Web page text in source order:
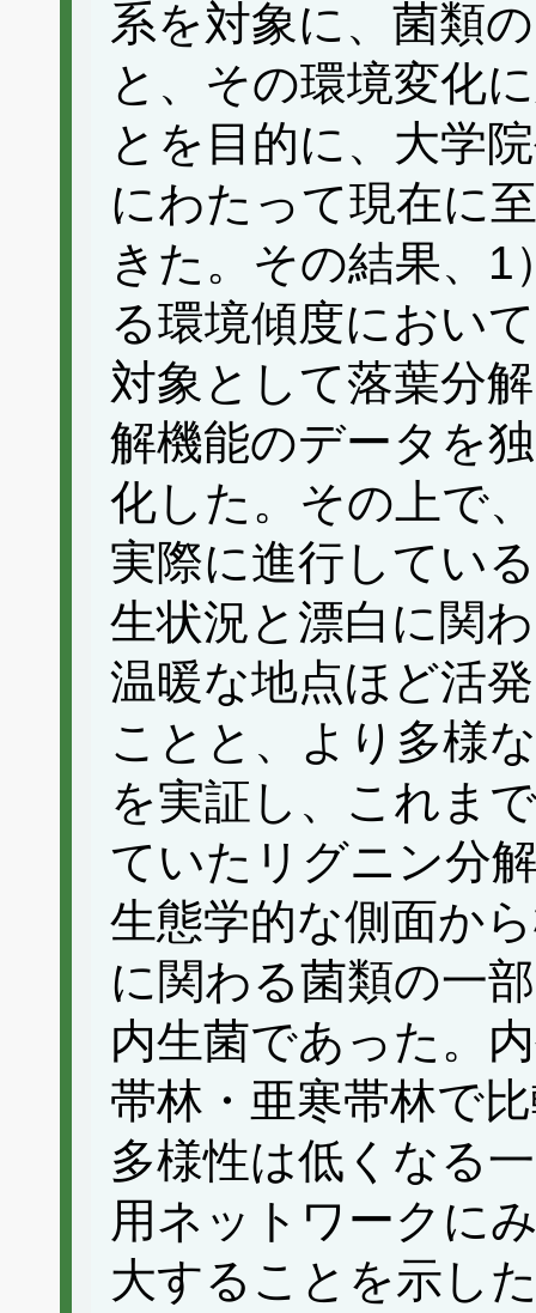
系を対象に、菌類
と、その環境変化
とを目的に、大学
にわたって現在に
きた。その結果、
る環境傾度におい
対象として落葉分
解機能のデータを
化した。その上で
実際に進行してい
生状況と漂白に関
温暖な地点ほど活
ことと、より多様
を実証し、これま
ていたリグニン分
生態学的な側面か
に関わる菌類の一
内生菌であった。
帯林・亜寒帯林で
多様性は低くなる
用ネットワークに
大することを示し